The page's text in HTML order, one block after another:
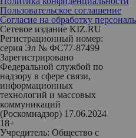
Пользовательское соглашение
Согласие на обработку
Сетевое издание KIZ.RU
Регистрационный номер:
серия Эл № ФС77-87499
Зарегистрировано
Федеральной службой по
надзору в сфере связи,
информационных
технологий и массовых
коммуникаций
(Роскомнадзор) 17.06.2024
18+
Учредитель: Общество с